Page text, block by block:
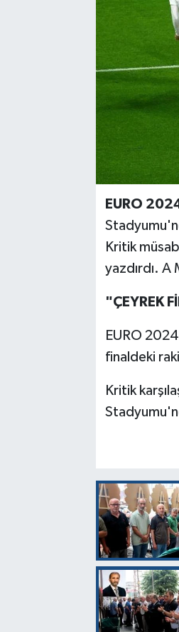
EURO
Kritik
yazdırdı.
"ÇEYREK
EURO
finaldeki
Kritik